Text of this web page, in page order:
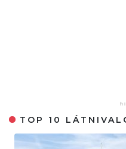
TOP 10